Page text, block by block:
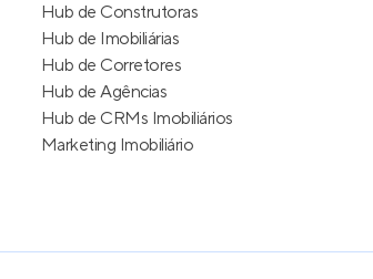
Hub de Construtoras
Hub de Imobiliárias
Hub de Corretores
Hub de Agências
Hub de CRMs Imobiliários
Marketing Imobiliário